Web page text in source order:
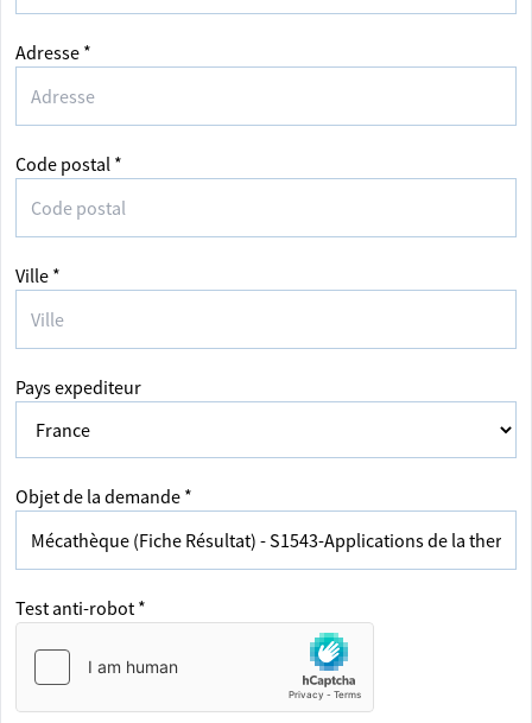
Adresse *
Code postal *
Ville *
Pays expediteur
Objet de la demande *
Test anti-robot *